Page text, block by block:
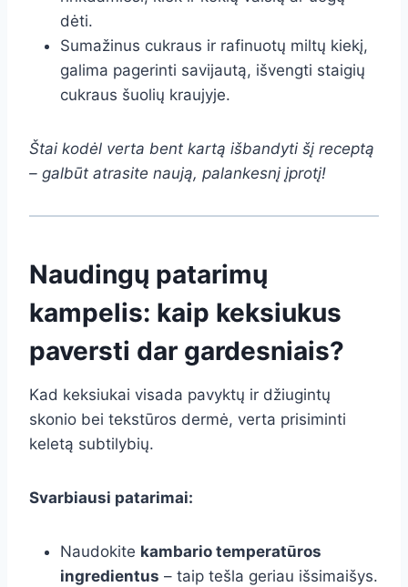
dėti.
Sumažinus cukraus ir rafinuotų miltų kiekį,
galima pagerinti savijautą, išvengti staigių
cukraus šuolių kraujyje.
Štai kodėl verta bent kartą išbandyti šį receptą
– galbūt atrasite naują, palankesnį įprotį!
Naudingų patarimų
kampelis: kaip keksiukus
paversti dar gardesniais?
Kad keksiukai visada pavyktų ir džiugintų
skonio bei tekstūros dermė, verta prisiminti
keletą subtilybių.
Svarbiausi patarimai:
Naudokite kambario temperatūros
ingredientus – taip tešla geriau išsimaišys.